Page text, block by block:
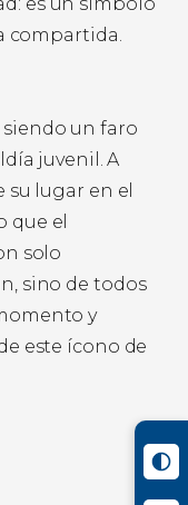
compartida.
siendo un faro
juvenil. A
su lugar en el
que el
solo
sino de todos
y
este ícono de